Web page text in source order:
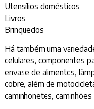
Utensílios domésticos
Livros
Brinquedos
Há também uma
celulares, componentes
envase de alimentos,
cobre, além de
caminhonetes,